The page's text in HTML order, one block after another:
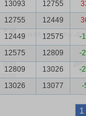
13093 12755
12755 12449
12449 12575
-
12575 12809
-
12809 13026
-
13026 13077 -
1